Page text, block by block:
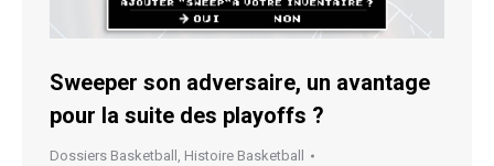
Sweeper son adversaire, un avantage
pour la suite des playoffs ?
Dossiers Basketball , Histoire Basketball